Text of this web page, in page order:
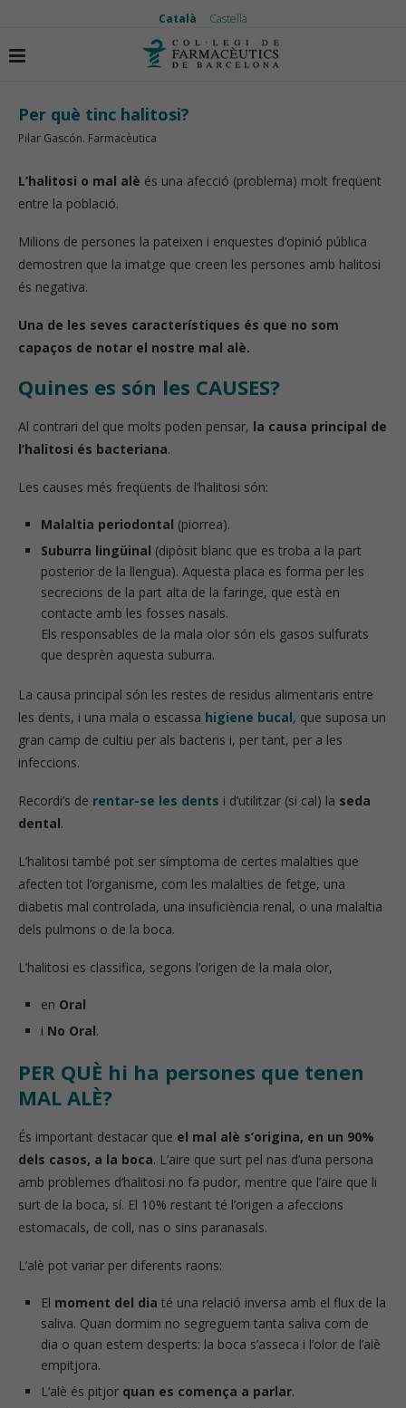
Català Castellà
Inici Vida saludable Per què tinc halitosi?
Per què tinc halitosi?
Pilar Gascón. Farmacèutica
L’halitosi o mal alè és una afecció (problema) molt freqüent
entre la població.
Milions de persones la pateixen i enquestes d’opinió pública
demostren que la imatge que creen les persones amb halitosi
és negativa.
Una de les seves característiques és que no som
capaços de notar el nostre mal alè.
Quines es són les CAUSES?
Al contrari del que molts poden pensar, la causa principal de
l’halitosi és bacteriana.
Les causes més freqüents de l’halitosi són:
Malaltia periodontal (piorrea).
Suburra lingüinal (dipòsit blanc que es troba a la part
posterior de la llengua). Aquesta placa es forma per les
secrecions de la part alta de la faringe, que està en
contacte amb les fosses nasals.
Els responsables de la mala olor són els gasos sulfurats
que desprèn aquesta suburra.
La causa principal són les restes de residus alimentaris entre
les dents, i una mala o escassa higiene bucal, que suposa un
gran camp de cultiu per als bacteris i, per tant, per a les
infeccions.
Recordi’s de rentar-se les dents i d’utilitzar (si cal) la seda
dental.
L’halitosi també pot ser símptoma de certes malalties que
afecten tot l’organisme, com les malalties de fetge, una
diabetis mal controlada, una insuficiència renal, o una malaltia
dels pulmons o de la boca.
L’halitosi es classifica, segons l’origen de la mala olor,
en Oral
i No Oral.
PER QUÈ hi ha persones que tenen
MAL ALÈ?
És important destacar que el mal alè s’origina, en un 90%
dels casos, a la boca. L’aire que surt pel nas d’una persona
amb problemes d’halitosi no fa pudor, mentre que l’aire que li
surt de la boca, sí. El 10% restant té l’origen a afeccions
estomacals, de coll, nas o sins paranasals.
L’alè pot variar per diferents raons:
El moment del dia té una relació inversa amb el flux de la
saliva. Quan dormim no segreguem tanta saliva com de
dia o quan estem desperts: la boca s’asseca i l’olor de l’alè
empitjora.
L’alè és pitjor quan es comença a parlar.